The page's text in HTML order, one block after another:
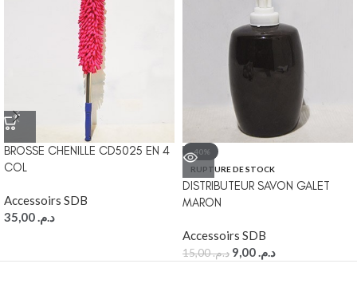
BROSSE CHENILLE CD5025 EN 4
COL
Accessoirs SDB
د.م.
-40%
RUPTURE DE STOCK
DISTRIBUTEUR SAVON GALET
MARON
Accessoirs SDB
د.م.15,00 د.م.